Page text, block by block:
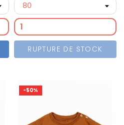
RUPTURE DE STOCK
-50%